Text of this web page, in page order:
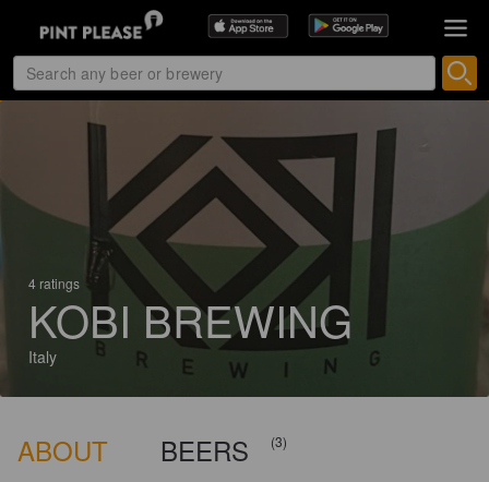
4 ratings
KOBI BREWING
Italy
ABOUT BEERS (3)